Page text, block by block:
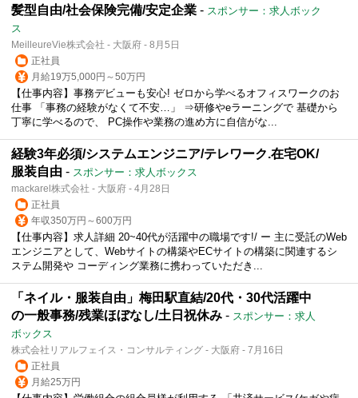
髪型自由/社会保険完備/安定企業 - スポンサー：求人ボック
ス
MeilleureVie株式会社 - 大阪府 - 8月5日
正社員
月給19万5,000円～50万円
【仕事内容】事務デビューも安心! ゼロから学べるオフィスワークのお
仕事 「事務の経験がなくて不安…」 ⇒研修やeラーニングで 基礎から
丁寧に学べるので、 PC操作や業務の進め方に自信がな...
経験3年必須/システムエンジニア/テレワーク.在宅OK/
服装自由 - スポンサー：求人ボックス
mackarel株式会社 - 大阪府 - 4月28日
正社員
年収350万円～600万円
【仕事内容】求人詳細 20~40代が活躍中の職場です!/ ー 主に受託のWeb
エンジニアとして、Webサイトの構築やECサイトの構築に関連するシ
ステム開発や コーディング業務に携わっていただき...
「ネイル・服装自由」梅田駅直結/20代・30代活躍中
の一般事務/残業ほぼなし/土日祝休み - スポンサー：求人
ボックス
株式会社リアルフェイス・コンサルティング - 大阪府 - 7月16日
正社員
月給25万円